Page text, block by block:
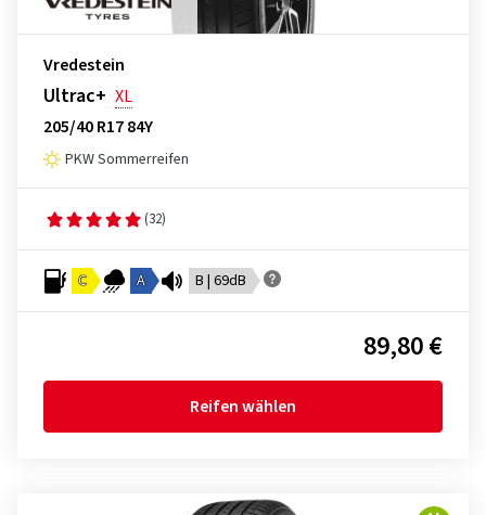
Vredestein
Ultrac+ XL
205/40 R17 84Y
PKW Sommerreifen
(32)
C A B | 69dB
89,80 €
Reifen wählen